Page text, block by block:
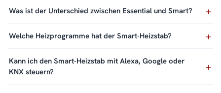
Was ist der Unterschied zwischen Essential und Smart?
Welche Heizprogramme hat der Smart-Heizstab?
Kann ich den Smart-Heizstab mit Alexa, Google oder
KNX steuern?